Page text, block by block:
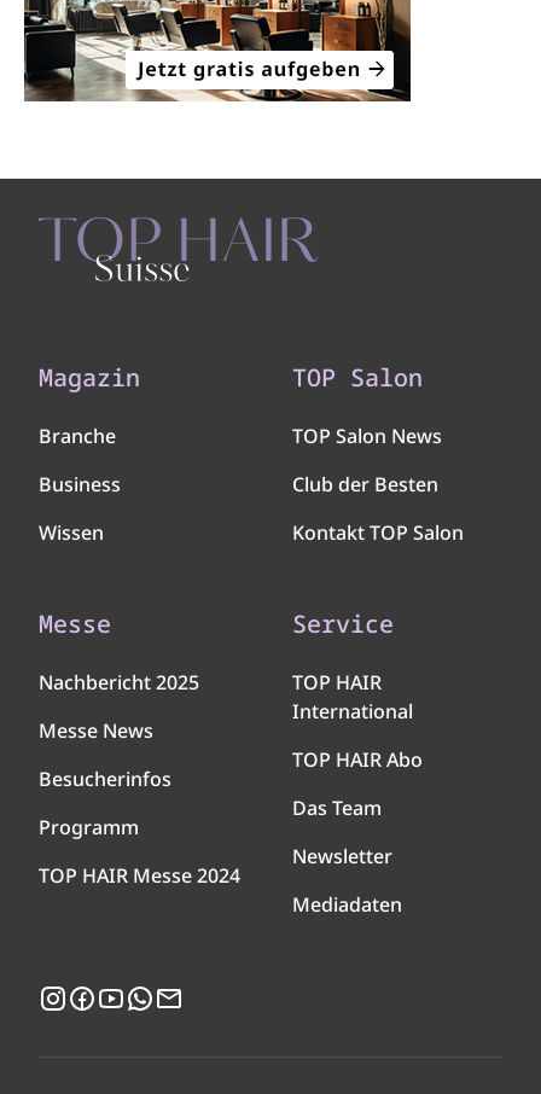
Magazin
Branche
Business
Wissen
TOP Salon
TOP Salon News
Club der Besten
Kontakt TOP Salon
Messe
Nachbericht 2025
Messe News
Besucherinfos
Programm
TOP HAIR Messe 2024
Service
TOP HAIR
International
TOP HAIR Abo
Das Team
Newsletter
Mediadaten
Instagram
Facebook
YouTubeWhatsApp